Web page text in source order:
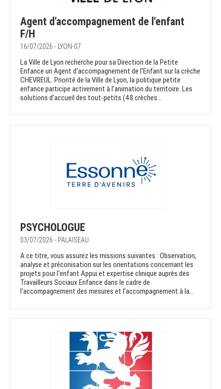
Agent d'accompagnement de l'enfant
F/H
16/07/2026 - LYON-07
La Ville de Lyon recherche pour sa Direction de la Petite
Enfance un Agent d'accompagnement de l'Enfant sur la crèche
CHEVREUL. Priorité de la Ville de Lyon, la politique petite
enfance participe activement à l’animation du territoire. Les
solutions d'accueil des tout-petits (48 crèches...
PSYCHOLOGUE
03/07/2026 - PALAISEAU
A ce titre, vous assurez les missions suivantes : Observation,
analyse et préconisation sur les orientations concernant les
projets pour l'enfant Appui et expertise clinique auprès des
Travailleurs Sociaux Enfance dans le cadre de
l'accompagnement des mesures et l'accompagnement à la...